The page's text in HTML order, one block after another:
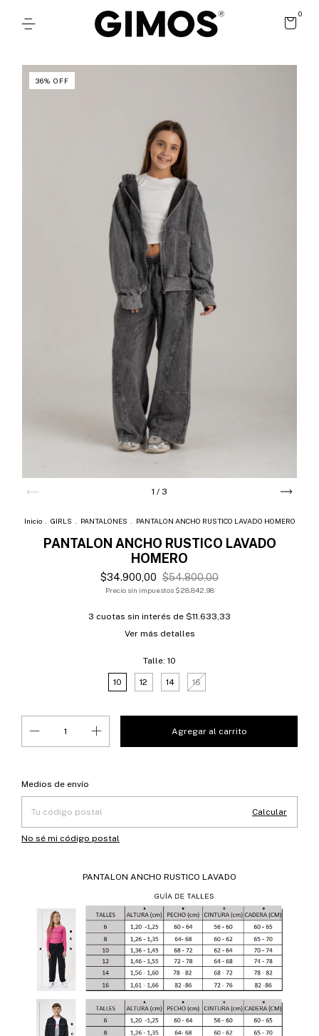
0
36% OFF
1 / 3
Inicio GIRLS PANTALONES PANTALON ANCHO RUSTICO LAVADO HOMERO
PANTALON ANCHO RUSTICO LAVADO
HOMERO
$34.900,00 $54.800,00
Precio sin impuestos $28.842,98
3 cuotas sin interés de $11.633,33
Ver más detalles
Talle: 10
10 12 14 16
Entregas para el CP:
Medios de envío
Calcular
No sé mi código postal
PANTALON ANCHO RUSTICO LAVADO